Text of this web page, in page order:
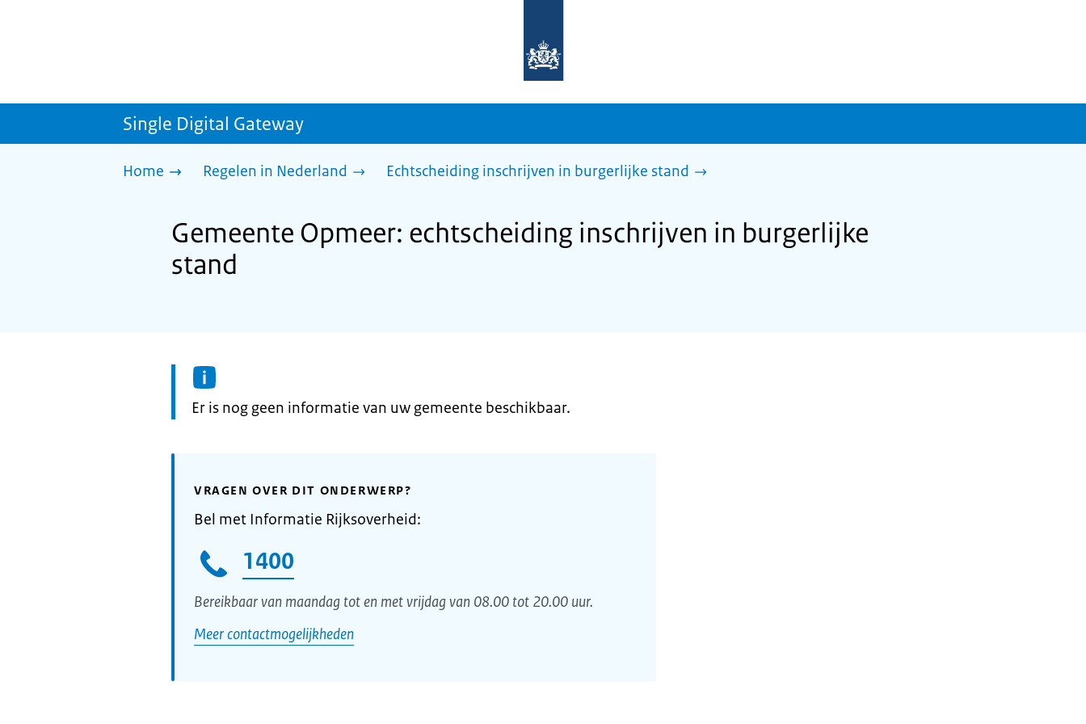
homepage
sdg.rijksoverheid.nl
Single Digital Gateway
Home Regelen in Nederland Echtscheiding inschrijven in burgerlijke stand
Gemeente Opmeer: echtscheiding inschrijven in burgerlijke
stand
Informatie:
Er is nog geen informatie van uw gemeente beschikbaar.
VRAGEN OVER DIT ONDERWERP?
Bel met Informatie Rijksoverheid:
1400
Bereikbaar van maandag tot en met vrijdag van 08.00 tot 20.00 uur.
Meer contactmogelijkheden